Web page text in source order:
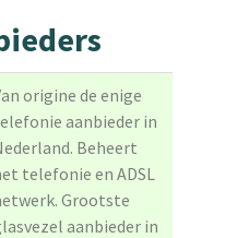
origine de enige
aanbieder in
Beheert
telefonie en ADSL
Grootste
aanbieder in